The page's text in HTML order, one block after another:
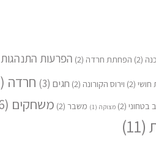
(2) הפחתת חרדה (2) הפרעות התנהגות
חושי (2) וירוס הקורונה (2) חגים (3) חרדה (7)
בטחוני (2) מצוקה (1) משבר (2) משחקים (6)
(11)